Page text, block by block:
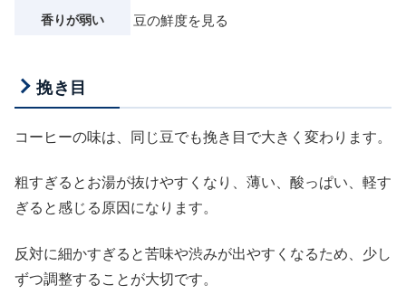
香りが弱い 豆の鮮度を見る
挽き目
コーヒーの味は、同じ豆でも挽き目で大きく変わります。
粗すぎるとお湯が抜けやすくなり、薄い、酸っぱい、軽す
ぎると感じる原因になります。
反対に細かすぎると苦味や渋みが出やすくなるため、少し
ずつ調整することが大切です。